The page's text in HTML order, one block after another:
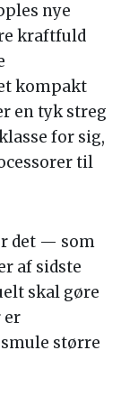
nye
kraftfuld
kompakt
en tyk streg
for sig,
til
det — som
af sidste
skal gøre
er
større